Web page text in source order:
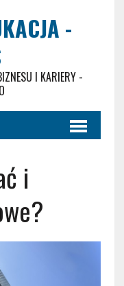
-
I KARIERY -
i